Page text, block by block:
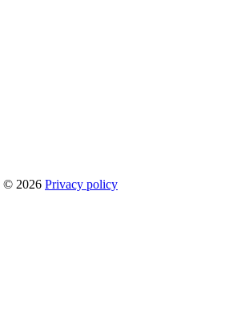
© 2026 Privacy policy